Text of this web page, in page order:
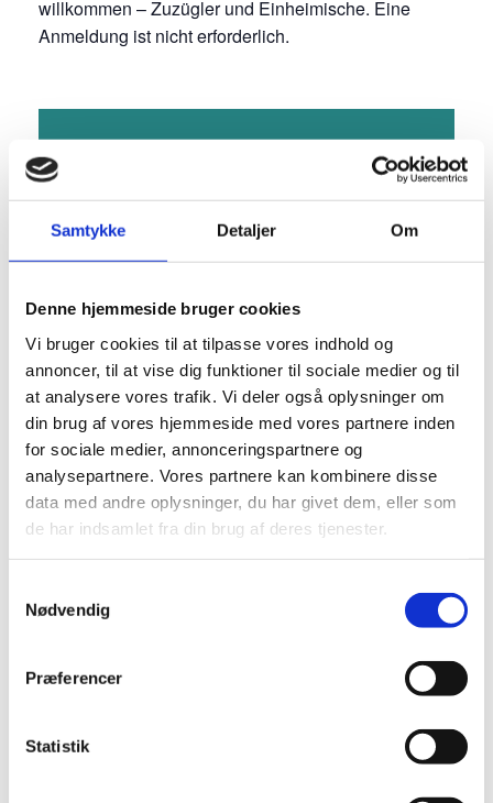
Samtykke Detaljer Om
Denne hjemmeside bruger cookies
Vi bruger cookies til at tilpasse vores indhold og
annoncer, til at vise dig funktioner til sociale medier og til
at analysere vores trafik. Vi deler også oplysninger om
din brug af vores hjemmeside med vores partnere inden
for sociale medier, annonceringspartnere og
analysepartnere. Vores partnere kan kombinere disse
data med andre oplysninger, du har givet dem, eller som
de har indsamlet fra din brug af deres tjenester.
Nødvendig
Præferencer
Statistik
willkommen – Zuzügler und Einheimische. Eine
Anmeldung ist nicht erforderlich.
Denne begivenhed er allerede
afholdt.
Tidspunkt: